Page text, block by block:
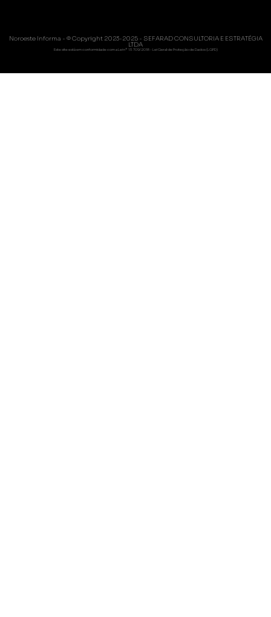
Noroeste Informa - © Copyright 2023-2025 - SEFARAD CONSULTORIA E ESTRATÉGIA
LTDA
Este site está em conformidade com a Lei nº 13.709/2018 - Lei Geral de Proteção de Dados (LGPD)